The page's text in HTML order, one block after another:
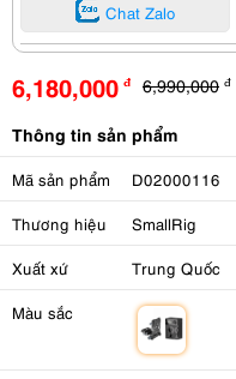
Chat Zalo
6,180,000 đ 6,990,000 đ
Thông tin sản phẩm
Mã sản phẩm D02000116
Thương hiệu SmallRig
Xuất xứ Trung Quốc
Màu sắc